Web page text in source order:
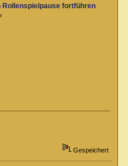
fortführen
Gespeichert